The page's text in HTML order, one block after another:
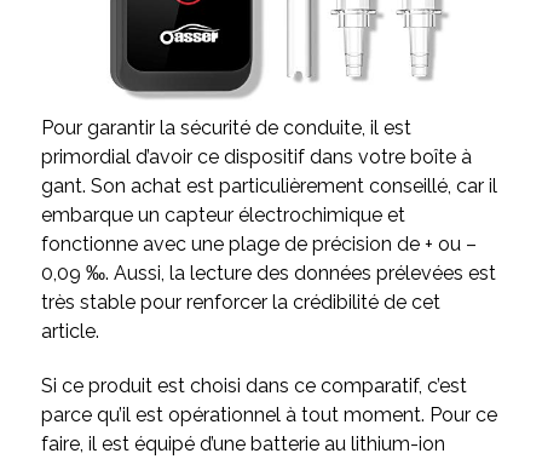
Pour garantir la sécurité de conduite, il est
primordial d’avoir ce dispositif dans votre boîte à
gant. Son achat est particulièrement conseillé, car il
embarque un capteur électrochimique et
fonctionne avec une plage de précision de + ou –
0,09 ‰. Aussi, la lecture des données prélevées est
très stable pour renforcer la crédibilité de cet
article.
Si ce produit est choisi dans ce comparatif, c’est
parce qu’il est opérationnel à tout moment. Pour ce
faire, il est équipé d’une batterie au lithium-ion